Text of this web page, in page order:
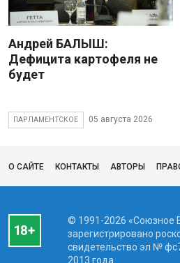
Андрей БАЛЫШ:
Дефицита картофеля не
будет
ПАРЛАМЕНТСКОЕ 05 августа 2026
О САЙТЕ КОНТАКТЫ АВТОРЫ
© 1991-2026 «Союзное
зарегистрировано
свидетельство эл №
2013 года.